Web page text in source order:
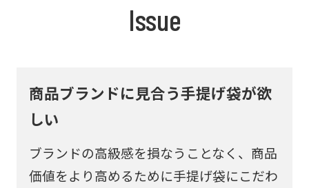
Issue
商品ブランドに見合う手提げ袋が欲
しい
ブランドの高級感を損なうことなく、商品
価値をより高めるために手提げ袋にこだわ